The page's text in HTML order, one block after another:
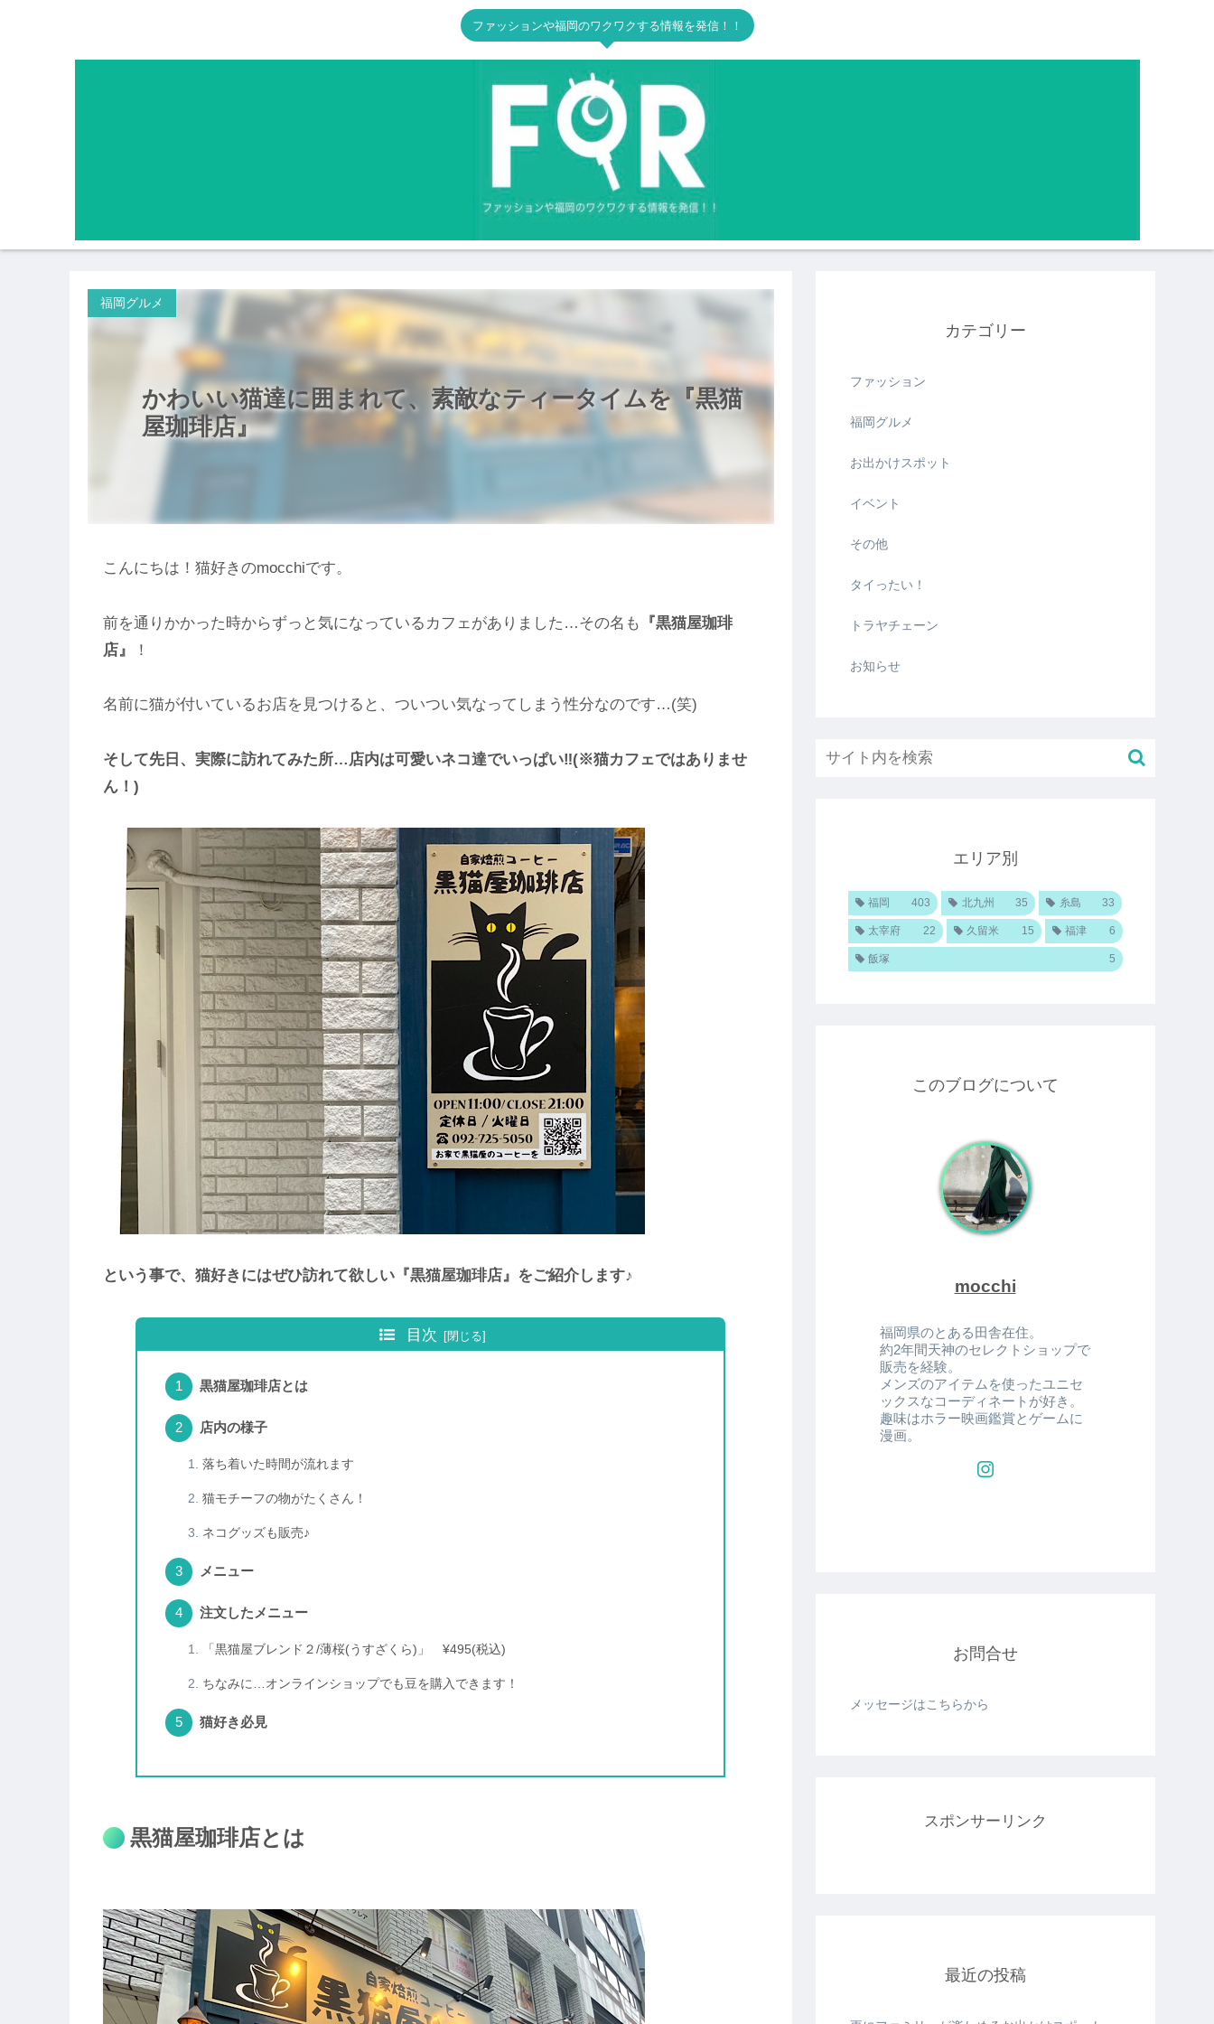
ファッションや福岡のワクワクする情報を発信！！
かわいい猫達に囲まれて、素敵なティータイムを『黒猫
屋珈琲店』
福岡グルメ
こんにちは！猫好きのmocchiです。
前を通りかかった時からずっと気になっているカフェがありました…その名も 『黒猫屋珈琲
店』
！
名前に猫が付いているお店を見つけると、ついつい気なってしまう性分なのです…(笑)
そして先日、実際に訪れてみた所…店内は可愛いネコ達でいっぱい‼(※猫カフェではありませ
ん！)
という事で、猫好きにはぜひ訪れて欲しい『黒猫屋珈琲店』をご紹介します♪
目次
黒猫屋珈琲店とは
店内の様子
落ち着いた時間が流れます
猫モチーフの物がたくさん！
ネコグッズも販売♪
メニュー
注文したメニュー
「黒猫屋ブレンド２/薄桜(うすざくら)」 ¥495(税込)
ちなみに…オンラインショップでも豆を購入できます！
猫好き必見
黒猫屋珈琲店とは
カテゴリー
ファッション
福岡グルメ
お出かけスポット
イベント
その他
タイったい！
トラヤチェーン
お知らせ
エリア別
福岡 403 北九州 35 糸島 33
太宰府 22 久留米 15 福津 6
飯塚 5
このブログについて
mocchi
福岡県のとある田舎在住。
約2年間天神のセレクトショップで
販売を経験。
メンズのアイテムを使ったユニセ
ックスなコーディネートが好き。
趣味はホラー映画鑑賞とゲームに
漫画。
お問合せ
メッセージはこちらから
スポンサーリンク
最近の投稿